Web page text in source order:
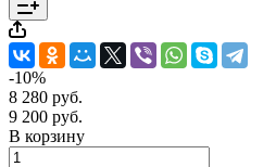
-10%
8 280 руб.
9 200 руб.
В корзину